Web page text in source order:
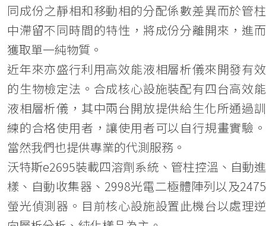
同成份之靜相和移動相的分配係數差異而於管柱
中滯留不同時間的特性，將成份分離開來，進而
獲取單一純物質。
近年來亦盛行利用高效能液相層析儀來開發有效
的生物檢定法。合成核心設施裝配有四台高效能
液相層析儀，其中兩台開放提供給生化所通過訓
練的合格使用者，讓使用者可以自行規畫實驗。
當然我們也提供專業的代測服務。
沃特斯e2695裝載四溶劑系統、管柱控溫、自動進
樣、自動收集器、2998光電二極體陣列以及2475
螢光偵測器。目前核心設施設置此機台以處理逆